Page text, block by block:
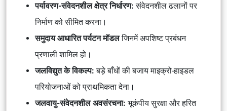
पर्यावरण-संवेदनशील क्षेत्र निर्धारण: संवेदनशील ढलानों पर
निर्माण को सीमित करना।
समुदाय आधारित पर्यटन मॉडलजिनमें अपशिष्ट प्रबंधन
प्रणाली शामिल हो।
जलविद्युत के विकल्प: बड़े बाँधों की बजाय माइक्रो-हाइडल
परियोजनाओं को प्राथमिकता देना।
जलवायु-संवेदनशील अवसंरचना: भूकंपीय सुरक्षा और हरित